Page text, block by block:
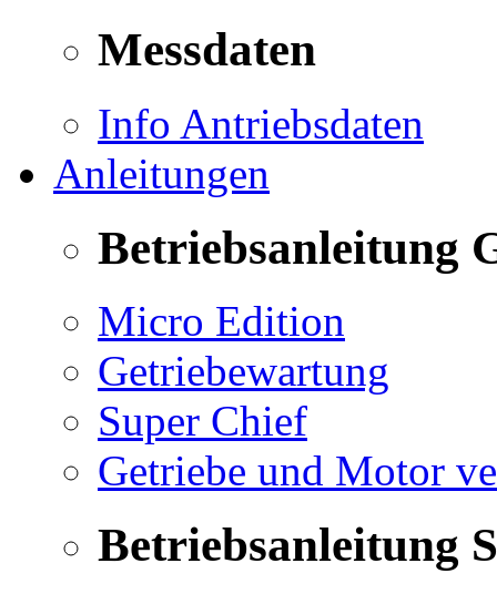
Messdaten
Info Antriebsdaten
Anleitungen
Betriebsanleitung
Micro Edition
Getriebewartung
Super Chief
Getriebe und Motor
Betriebsanleitung